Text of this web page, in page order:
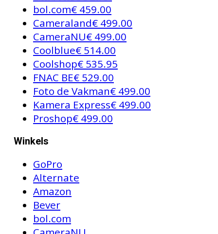
bol.com€ 459.00
Cameraland€ 499.00
CameraNU€ 499.00
Coolblue€ 514.00
Coolshop€ 535.95
FNAC BE€ 529.00
Foto de Vakman€ 499.00
Kamera Express€ 499.00
Proshop€ 499.00
Winkels
GoPro
Alternate
Amazon
Bever
bol.com